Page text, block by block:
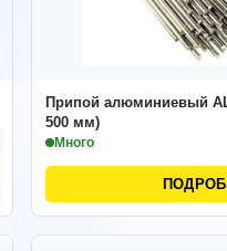
Припой алюминиевый
500 мм)
Много